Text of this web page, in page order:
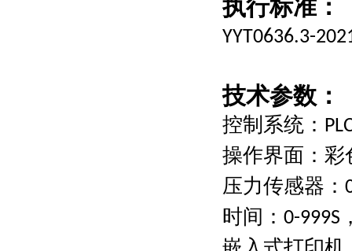
执行标准：
YYT0636.3-
技术参数：
控制系统：
操作界面：彩
压力传感器：
时间： 0-999S